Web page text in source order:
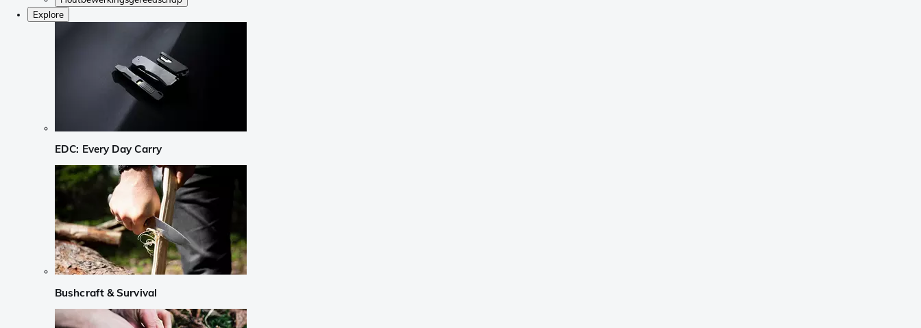
Explore
EDC: Every Day Carry
Bushcraft & Survival